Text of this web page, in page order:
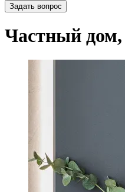
Задать вопрос
Частный